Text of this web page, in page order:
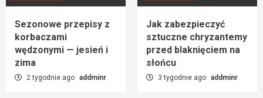
Sezonowe przepisy z
korbaczami
wędzonymi — jesień i
zima
2 tygodnie ago addminr
Jak zabezpieczyć
sztuczne chryzantemy
przed blaknięciem na
słońcu
3 tygodnie ago addminr